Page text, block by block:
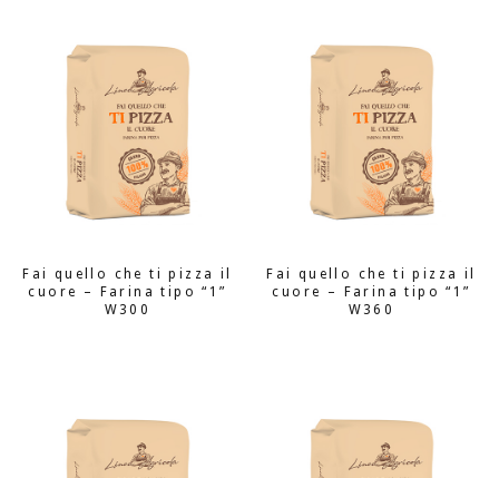
Fai quello che ti pizza il
cuore – Farina tipo “1”
W300
Fai quello che ti pizza il
cuore – Farina tipo “1”
W360